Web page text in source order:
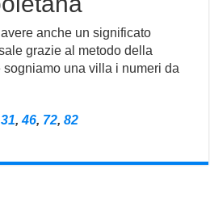
anche un significato
grazie al metodo della
una villa i numeri da
31,46, 72, 82